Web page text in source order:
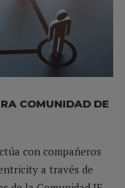
COMUNIDAD DE
con compañeros
a través de